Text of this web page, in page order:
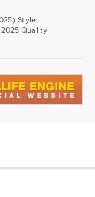
Style:
2025 Quality: